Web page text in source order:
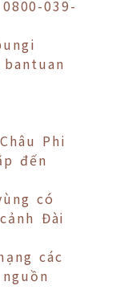
039-
Phi
đến
có
Đài
các